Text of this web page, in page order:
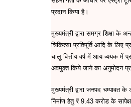
प्रदान किया है।
मुख्यमंत्री द्वारा समग्र शिक्षा के
चिकित्सा प्रतिपूर्ति आदि के लिए
चालू वित्तीय वर्ष में आय-व्ययक में
अवमुक्त किये जाने का अनुमोदन
मुख्यमंत्री द्वारा जनपद चम्पावत
निर्माण हेतु ₹ 9.43 करोड के